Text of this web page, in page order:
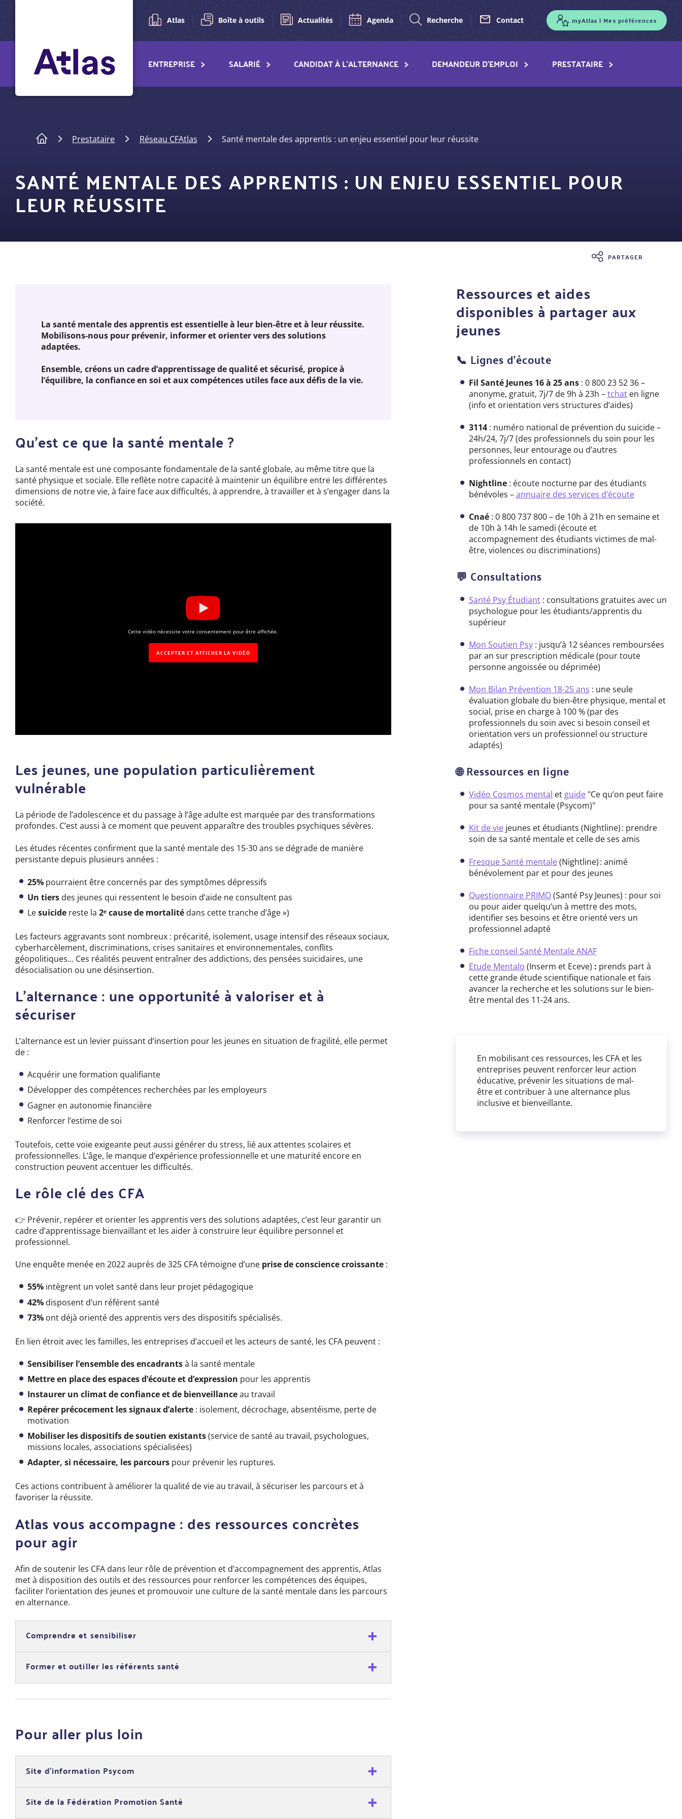
principal
Pré-
navigation
Atlas Boîte à outils Actualités Agenda Recherche Contact myAtlas | Mes préférences
Navigation
principale
ENTREPRISE SALARIÉ CANDIDAT À L'ALTERNANCE DEMANDEUR D'EMPLOI PRESTATAIRE
Prestataire Réseau CFAtlas Santé mentale des apprentis : un enjeu essentiel pour leur réussite
SANTÉ MENTALE DES APPRENTIS : UN ENJEU ESSENTIEL POUR
LEUR RÉUSSITE
PARTAGER
La santé mentale des apprentis est essentielle à leur bien-être et à leur réussite.
Mobilisons-nous pour prévenir, informer et orienter vers des solutions
adaptées.
Ensemble, créons un cadre d’apprentissage de qualité et sécurisé, propice à
l’équilibre, la confiance en soi et aux compétences utiles face aux défis de la vie.
Qu'est ce que la santé mentale ?
La santé mentale est une composante fondamentale de la santé globale, au même titre que la
santé physique et sociale. Elle reflète notre capacité à maintenir un équilibre entre les différentes
dimensions de notre vie, à faire face aux difficultés, à apprendre, à travailler et à s’engager dans la
société.
Cette vidéo nécessite votre consentement pour être affichée.
ACCEPTER ET AFFICHER LA VIDÉO
Les jeunes, une population particulièrement
vulnérable
La période de l’adolescence et du passage à l’âge adulte est marquée par des transformations
profondes. C’est aussi à ce moment que peuvent apparaître des troubles psychiques sévères.
Les études récentes confirment que la santé mentale des 15-30 ans se dégrade de manière
persistante depuis plusieurs années :
25% pourraient être concernés par des symptômes dépressifs
Un tiers des jeunes qui ressentent le besoin d’aide ne consultent pas
Lesuicide reste la2ᵉ cause de mortalité dans cette tranche d’âge »)
Les facteurs aggravants sont nombreux : précarité, isolement, usage intensif des réseaux sociaux,
cyberharcèlement, discriminations, crises sanitaires et environnementales, conflits
géopolitiques… Ces réalités peuvent entraîner des addictions, des pensées suicidaires, une
désocialisation ou une désinsertion.
L’alternance : une opportunité à valoriser et à
sécuriser
L’alternance est un levier puissant d’insertion pour les jeunes en situation de fragilité, elle permet
de :
Acquérir une formation qualifiante
Développer des compétences recherchées par les employeurs
Gagner en autonomie financière
Renforcer l’estime de soi
Toutefois, cette voie exigeante peut aussi générer du stress, lié aux attentes scolaires et
professionnelles. L’âge, le manque d’expérience professionnelle et une maturité encore en
construction peuvent accentuer les difficultés.
Le rôle clé des CFA
👉 Prévenir, repérer et orienter les apprentis vers des solutions adaptées, c’est leur garantir un
cadre d’apprentissage bienvaillant et les aider à construire leur équilibre personnel et
professionnel.
Une enquête menée en 2022 auprès de 325 CFA témoigne d’une prise de conscience croissante :
55% intègrent un volet santé dans leur projet pédagogique
42% disposent d’un référent santé
73% ont déjà orienté des apprentis vers des dispositifs spécialisés.
En lien étroit avec les familles, les entreprises d’accueil et les acteurs de santé, les CFA peuvent :
Sensibiliser l’ensemble des encadrantsà la santé mentale
Mettre en place des espaces d’écoute et d’expression pour les apprentis
Instaurer un climat de confiance et de bienveillanceau travail
Repérer précocement les signaux d’alerte : isolement, décrochage, absentéisme, perte de
motivation
Mobiliser les dispositifs de soutien existants(service de santé au travail, psychologues,
missions locales, associations spécialisées)
Adapter, si nécessaire, les parcours pour prévenir les ruptures.
Ces actions contribuent à améliorer la qualité de vie au travail, à sécuriser les parcours et à
favoriser la réussite.
Atlas vous accompagne : des ressources concrètes
pour agir
Afin de soutenir les CFA dans leur rôle de prévention et d’accompagnement des apprentis, Atlas
met à disposition des outils et des ressources pour renforcer les compétences des équipes,
faciliter l’orientation des jeunes et promouvoir une culture de la santé mentale dans les parcours
en alternance.
Comprendre et sensibiliser
Former et outiller les référents santé
Pour aller plus loin
Site d’information Psycom
Site de la Fédération Promotion Santé
Ressources et aides
disponiblesà partager aux
jeunes
📞 Lignes d’écoute
Fil Santé Jeunes 16 à 25 ans: 0 800 23 52 36 –
anonyme, gratuit, 7j/7 de 9h à 23h –tchaten ligne
(info et orientation vers structures d’aides)
3114: numéro national de prévention du suicide –
24h/24, 7j/7 (des professionnels du soin pour les
personnes, leur entourage ou d’autres
professionnels en contact)
Nightline: écoute nocturne par des étudiants
bénévoles –annuaire des services d’écoute
Cnaé: 0 800 737 800 – de 10h à 21h en semaine et
de 10h à 14h le samedi (écoute et
accompagnement des étudiants victimes de mal-
être, violences ou discriminations)
💬 Consultations
Santé Psy Étudiant: consultations gratuites avec un
psychologue pour les étudiants/apprentis du
supérieur
Mon Soutien Psy: jusqu’à 12 séances remboursées
par an sur prescription médicale (pour toute
personne angoissée ou déprimée)
Mon Bilan Prévention 18-25 ans : une seule
évaluation globale du bien-être physique, mental et
social, prise en charge à 100 % (par des
professionnels du soin avec si besoin conseil et
orientation vers un professionnel ou structure
adaptés)
🌐 Ressources en ligne
Vidéo Cosmos mental et guide"Ce qu’on peut faire
pour sa santé mentale (Psycom)"
Kit de viejeunes et étudiants (Nightline) : prendre
soin de sa santé mentale et celle de ses amis
Fresque Santé mentale(Nightline) : animé
bénévolement par et pour des jeunes
Questionnaire PRIMO(Santé Psy Jeunes) : pour soi
ou pour aider quelqu’un à mettre des mots,
identifier ses besoins et être orienté vers un
professionnel adapté
Fiche conseil Santé Mentale ANAF
Etude Mentalo (Inserm et Eceve) : prends part à
cette grande étude scientifique nationale et fais
avancer la recherche et les solutions sur le bien-
être mental des 11-24 ans.
En mobilisant ces ressources, les CFA et les
entreprises peuvent renforcer leur action
éducative, prévenir les situations de mal-
être et contribuer à une alternance plus
inclusive et bienveillante.